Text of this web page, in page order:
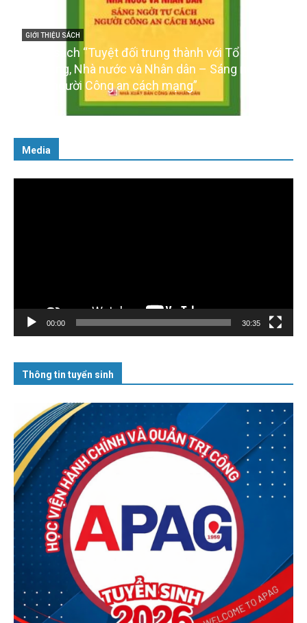
GIỚI THIỆU SÁCH
Ra mắt ba cuốn sách ảnh chào mừng Đại hội
của Đảng
16/01/2026
Media
00:00 30:35
Thông tin tuyển sinh